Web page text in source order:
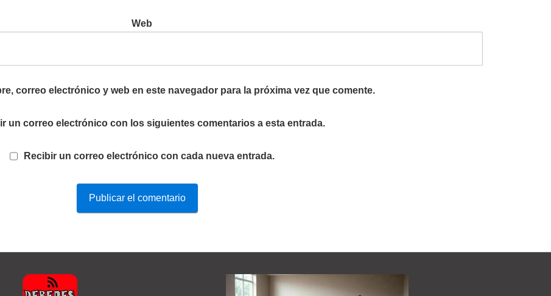
Web
correo electrónico y web en este navegador para la próxima vez que comente.
un correo electrónico con los siguientes comentarios a esta entrada.
Recibir un correo electrónico con cada nueva entrada.